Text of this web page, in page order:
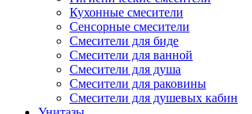
Кухонные смесители
Сенсорные смесители
Смесители для биде
Смесители для ванной
Смесители для душа
Смесители для раковины
Смесители для душевых кабин